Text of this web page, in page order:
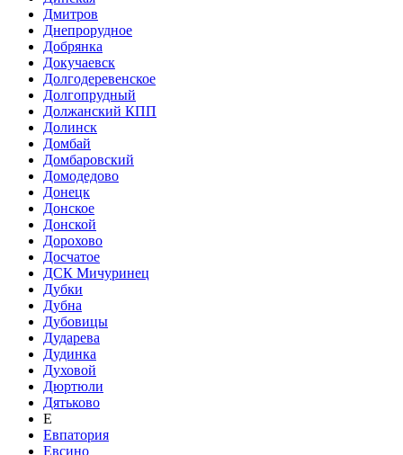
Дмитров
Днепрорудное
Добрянка
Докучаевск
Долгодеревенское
Долгопрудный
Должанский КПП
Долинск
Домбай
Домбаровский
Домодедово
Донецк
Донское
Донской
Дорохово
Досчатое
ДСК Мичуринец
Дубки
Дубна
Дубовицы
Дударева
Дудинка
Духовой
Дюртюли
Дятьково
Е
Евпатория
Евсино